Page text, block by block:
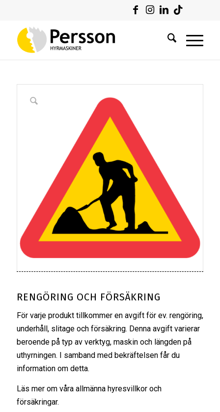
RENGÖRING OCH FÖRSÄKRING
För varje produkt tillkommer en avgift för ev. rengöring,
underhåll, slitage och försäkring. Denna avgift varierar
beroende på typ av verktyg, maskin och längden på
uthyrningen. I samband med bekräftelsen får du
information om detta.
Läs mer om våra allmänna hyresvillkoroch
försäkringar.